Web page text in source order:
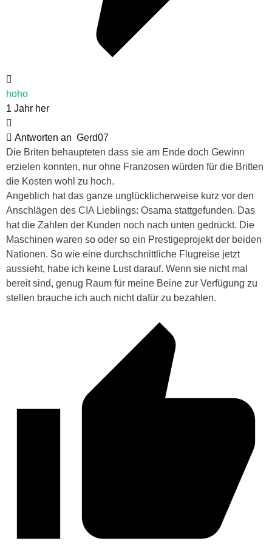
hoho
1 Jahr her
Antworten an Gerd07
Die Briten behaupteten dass sie am Ende doch Gewinn
erzielen konnten, nur ohne Franzosen würden für die Britten
die Kosten wohl zu hoch.
Angeblich hat das ganze unglücklicherweise kurz vor den
Anschlägen des CIA Lieblings: Osama stattgefunden. Das
hat die Zahlen der Kunden noch nach unten gedrückt. Die
Maschinen waren so oder so ein Prestigeprojekt der beiden
Nationen. So wie eine durchschnittliche Flugreise jetzt
aussieht, habe ich keine Lust darauf. Wenn sie nicht mal
bereit sind, genug Raum für meine Beine zur Verfügung zu
stellen brauche ich auch nicht dafür zu bezahlen.